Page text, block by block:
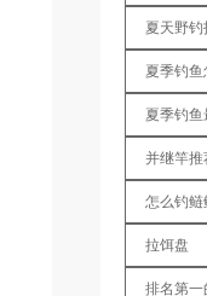
夏天野钓
夏季钓
夏季钓
并继竿推
怎么钓鲢
拉饵盘
排名第